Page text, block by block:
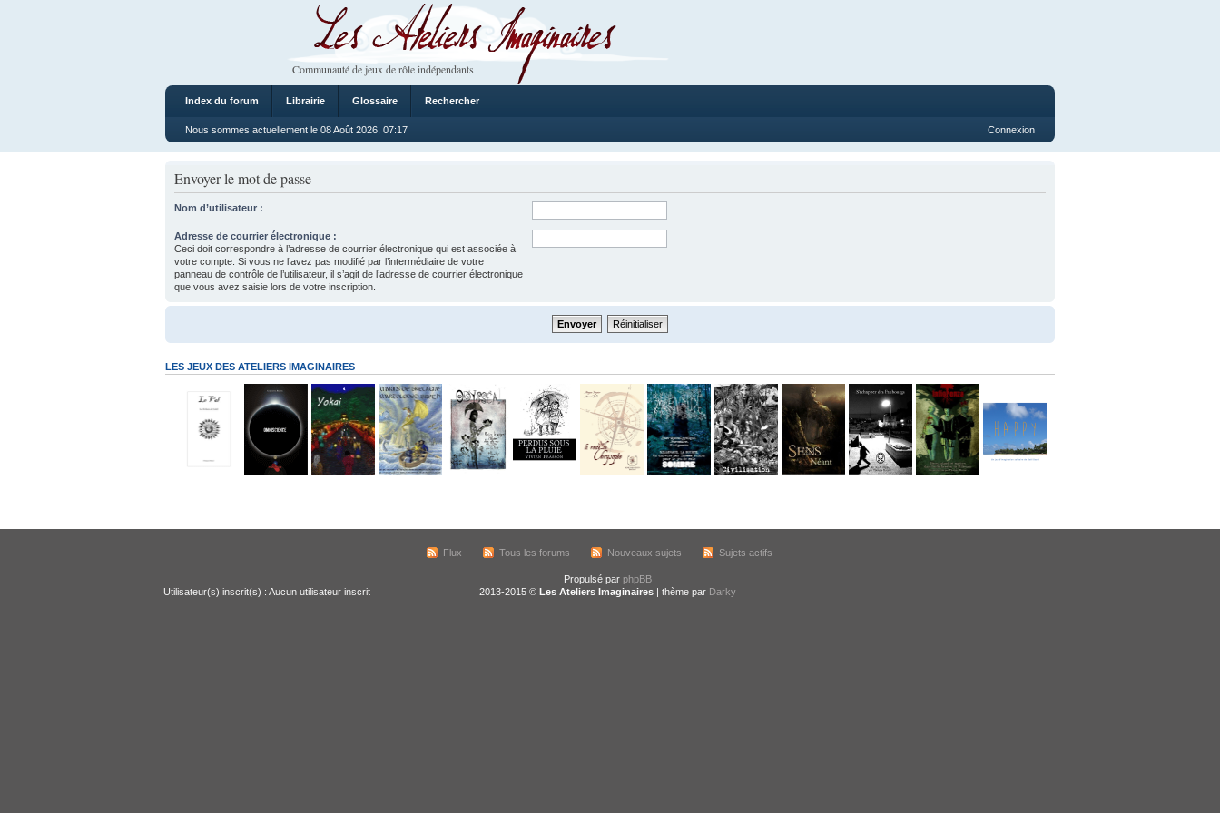
Les Ateliers Imaginaires
Communauté de jeux de rôle indépendants
Index du forum Librairie Glossaire Rechercher
Nous sommes actuellement le 08 Août 2026, 07:17 Connexion
Envoyer le mot de passe
Nom d’utilisateur :
Adresse de courrier électronique :
Ceci doit correspondre à l’adresse de courrier électronique qui est associée à
votre compte. Si vous ne l’avez pas modifié par l’intermédiaire de votre
panneau de contrôle de l’utilisateur, il s’agit de l’adresse de courrier électronique
que vous avez saisie lors de votre inscription.
LES JEUX DES ATELIERS IMAGINAIRES
Flux Tous les forums Nouveaux sujets Sujets actifs
Utilisateur(s) inscrit(s) : Aucun utilisateur inscrit
Propulsé par phpBB
2013-2015 © Les Ateliers Imaginaires | thème par Darky